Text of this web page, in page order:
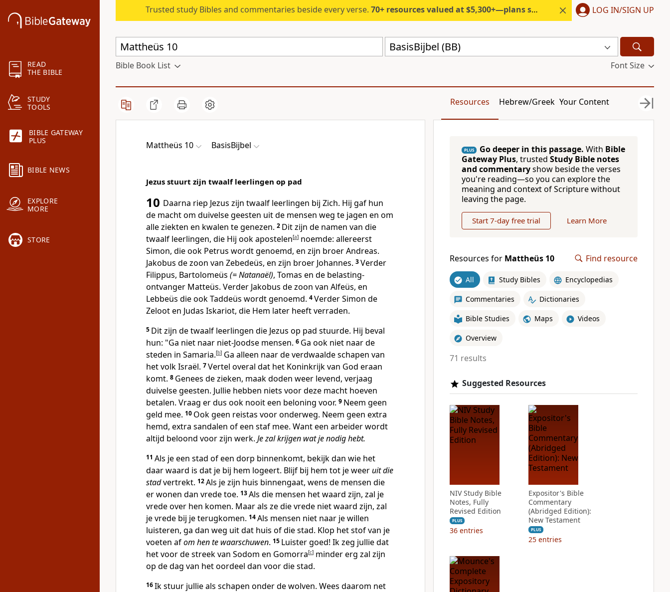
READ
THE BIBLE
STUDY
TOOLS
BIBLE GATEWAY
PLUS
BIBLE NEWS
EXPLORE
MORE
STORE
Trusted study Bibles and commentaries beside every verse. 70+ resources valued at $5,300+—plans start under $6/month. LOG IN/SIGN UP
BasisBijbel (BB)
Bible Book List Font Size
Resources Hebrew/Greek Your Content
Mattheüs 10 BasisBijbel
Jezus stuurt zijn twaalf leerlingen op pad
10 Daarna riep Jezus zijn twaalf leerlingen bij Zich. Hij gaf hun
de macht om duivelse geesten uit de mensen weg te jagen en om
alle ziekten en kwalen te genezen. 2 Dit zijn de namen van die
twaalf leerlingen, die Hij ook apostelen[a] noemde: allereerst
Simon, die ook Petrus wordt genoemd, en zijn broer Andreas.
Jakobus de zoon van Zebedeüs, en zijn broer Johannes. 3Verder
Filippus, Bartolomeüs (= Natanaël), Tomas en de belasting-
ontvanger Matteüs. Verder Jakobus de zoon van Alfeüs, en
Lebbeüs die ook Taddeüs wordt genoemd. 4Verder Simon de
Zeloot en Judas Iskariot, die Hem later heeft verraden.
5 Dit zijn de twaalf leerlingen die Jezus op pad stuurde. Hij beval
hun: "Ga niet naar niet-Joodse mensen. 6 Ga ook niet naar de
steden in Samaria.[b] Ga alleen naar de verdwaalde schapen van
het volk Israël. 7Vertel overal dat het Koninkrijk van God eraan
komt. 8 Genees de zieken, maak doden weer levend, verjaag
duivelse geesten. Jullie hebben niets voor deze macht hoeven
betalen. Vraag er dus ook nooit een beloning voor. 9 Neem geen
geld mee. 10 Ook geen reistas voor onderweg. Neem geen extra
hemd, extra sandalen of een staf mee. Want een arbeider wordt
altijd beloond voor zijn werk. Je zal krijgen wat je nodig hebt.
11 Als je een stad of een dorp binnenkomt, bekijk dan wie het
daar waard is dat je bij hem logeert. Blijf bij hem tot je weeruit die
stadvertrekt. 12Als je zijn huis binnengaat, wens de mensen die
er wonen dan vrede toe. 13Als die mensen het waard zijn, zal je
vrede over hen komen. Maar als ze die vrede niet waard zijn, zal
je vrede bij je terugkomen. 14Als mensen niet naar je willen
luisteren, ga dan weg uit dat huis of die stad. Klop het stof van je
voeten afom hen te waarschuwen. 15 Luister goed! Ik zeg jullie dat
het voor de streek van Sodom en Gomorra[c] minder erg zal zijn
op de dag van het oordeel dan voor die stad.
16Ik stuur jullie als schapen onder de wolven. Wees daarom net
PLUS Go deeper in this passage. With Bible
Gateway Plus, trusted Study Bible notes
and commentaryshow beside the verses
you're reading—so you can explore the
meaning and context of Scripture without
leaving the page.
Start 7-day free trial Learn More
Resources for Mattheüs 10 Find resource
All Study Bibles Encyclopedias
Commentaries Dictionaries
Bible Studies Maps Videos
Overview
71 results
Suggested Resources
NIV Study Bible
Notes, Fully
Revised Edition
PLUS
36 entries
Expositor's Bible
Commentary
(Abridged Edition):
New Testament
PLUS
25 entries